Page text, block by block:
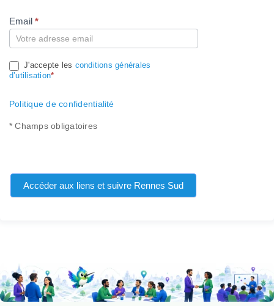
Compte
Email*
J'accepte les conditions générales
d’utilisation*
Politique de confidentialité
* Champs obligatoires
Accéder aux liens et suivre Rennes Sud